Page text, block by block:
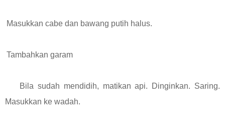
Masukkan cabe dan bawang putih halus.
Tambahkan garam
Bila sudah mendidih, matikan api. Dinginkan. Saring.
Masukkan ke wadah.